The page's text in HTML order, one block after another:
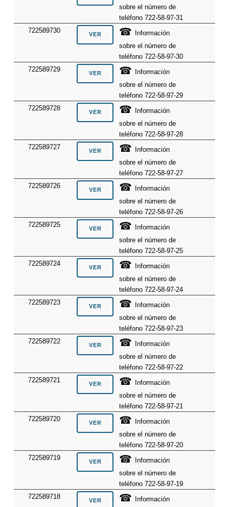
sobre el número de
teléfono 722-58-97-31
722589730
☎
Información
sobre el número de
teléfono 722-58-97-30
722589729
☎
Información
sobre el número de
teléfono 722-58-97-29
722589728
☎
Información
sobre el número de
teléfono 722-58-97-28
722589727
☎
Información
sobre el número de
teléfono 722-58-97-27
722589726
☎
Información
sobre el número de
teléfono 722-58-97-26
722589725
☎
Información
sobre el número de
teléfono 722-58-97-25
722589724
☎
Información
sobre el número de
teléfono 722-58-97-24
722589723
☎
Información
sobre el número de
teléfono 722-58-97-23
722589722
☎
Información
sobre el número de
teléfono 722-58-97-22
722589721
☎
Información
sobre el número de
teléfono 722-58-97-21
722589720
☎
Información
sobre el número de
teléfono 722-58-97-20
722589719
☎
Información
sobre el número de
teléfono 722-58-97-19
722589718
☎
Información